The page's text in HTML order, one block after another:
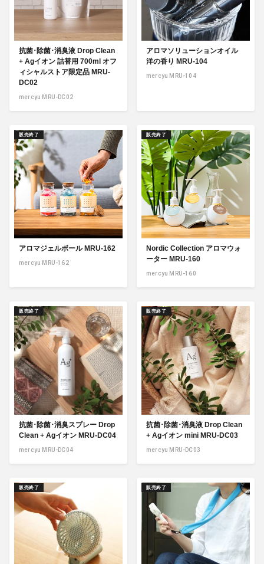
抗菌･除菌･消臭液 Drop Clean
+ Agイオン 詰替用 700ml オフ
ィシャルストア限定品 MRU-
DC02
mercyu MRU-DC02
アロマソリューションオイル
洋の香り MRU-104
mercyu MRU-104
アロマジェルボール MRU-162
mercyu MRU-162
販売終了
Nordic Collection アロマウォ
ーター MRU-160
mercyu MRU-160
販売終了
抗菌･除菌･消臭スプレー Drop
Clean + Agイオン MRU-DC04
mercyu MRU-DC04
販売終了
抗菌･除菌･消臭液 Drop Clean
+ Agイオン mini MRU-DC03
mercyu MRU-DC03
販売終了
販売終了 販売終了